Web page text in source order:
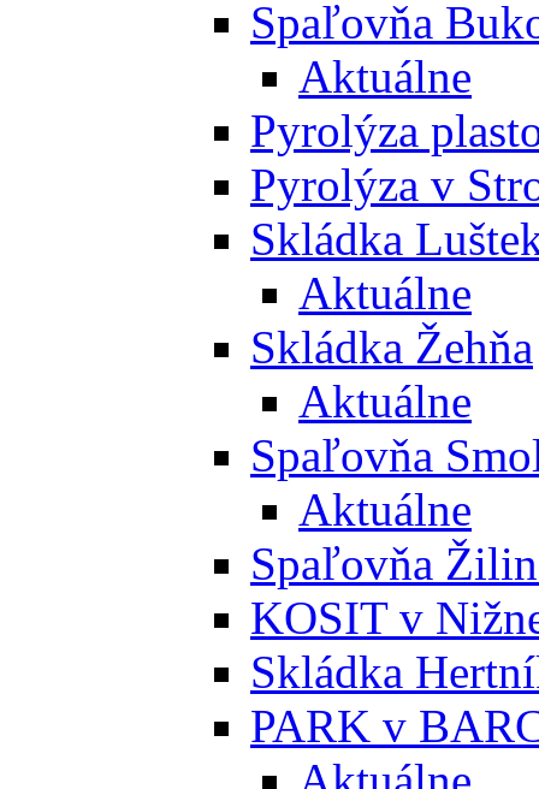
Spaľovňa
Aktuálne
Pyrolýza
Pyrolýza v
Skládka
Aktuálne
Skládka Žehňa
Aktuálne
Spaľovňa
Aktuálne
Spaľovňa
KOSIT v
Skládka
PARK v